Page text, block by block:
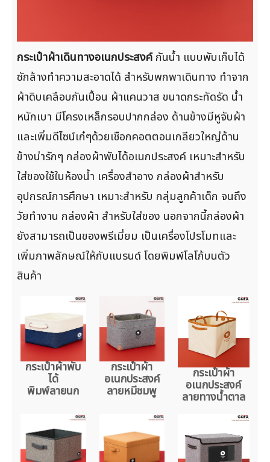
กระเป๋าผ้าเดินทางอเนกประสงค์กันน้ำ แบบพับเก็บได้
ซักล้างทำความสะอาดได้ สำหรับพกพาเดินทาง ทำจาก
ผ้าดิบเคลือบกันเปื้อน ผ้าแคนวาส ขนาดกระทัดรัด น้ำ
หนักเบา มีโครงเหล็กรอบปากกล่อง ด้านข้างมีหูจับผ้า
และเพิ่มดีไซน์เก๋ๆด้วยเชือกคอตตอนเกลียวใหญ่ด้าน
ข้างน่ารักๆ กล่องผ้าพับได้อเนกประสงค์ เหมาะสำหรับ
ใส่ของใช้ในห้องน้ำ เครื่องสำอาง กล่องผ้าสำหรับ
อุปกรณ์การศึกษา เหมาะสำหรับ กลุ่มลูกค้าเด็ก จนถึง
วัยทำงาน กล่องผ้า สำหรับใส่ของ นอกจากนี้กล่องผ้า
ยังสามารถเป็นของพรีเมี่ยม เป็นเครื่องโปรโมทและ
เพิ่มภาพลักษณ์ให้กับแบรนด์ โดยพิมพ์โลโก้บนตัว
สินค้า
กระเป๋าผ้าพับ
ได้
พิมพ์ลายนก
กระเป๋าผ้า
อเนกประสงค์
ลายหมีชมพู
กระเป๋าผ้า
อเนกประสงค์
ลายทางน้ำตาล